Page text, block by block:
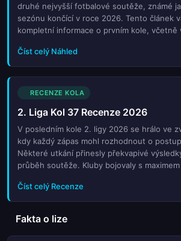
druhé nejvyšší fotbalové soutěže, známé
sezónu končící v roce 2026. Tento článek
kompletní informace o prvním kole, včetně
tradičními silnými týmy i překvapivými
analýza zahrnuje statistiky z předsezóny,
a trenérské strategie, které mohou
bodech v sezóně. Pokud sledujete turecký
fotbal nebo hledáte tipy na sázení, tento
nezbytným zdrojem informací. Nenechte si
každého zápasu a zjistěte, kdo má největší
start do nové sezóny plné napětí a
aktualizace a buďte vždy krok vpředu při
turecké lize.
Číst celý Náhled
RECENZE KOLA
2. Liga Kol 37 Recenze 2026
V posledním kole 2. ligy 2026 se hrálo ve
kdy každý zápas mohl rozhodnout o
Některé utkání přinesly překvapivé
průběh soutěže. Kluby bojovaly s
které nemohly dosáhnout plánovaných
bylo plné napětí a dramatických momentů,
památku na konci sezony.
Číst celý Recenze
Fakta o lize